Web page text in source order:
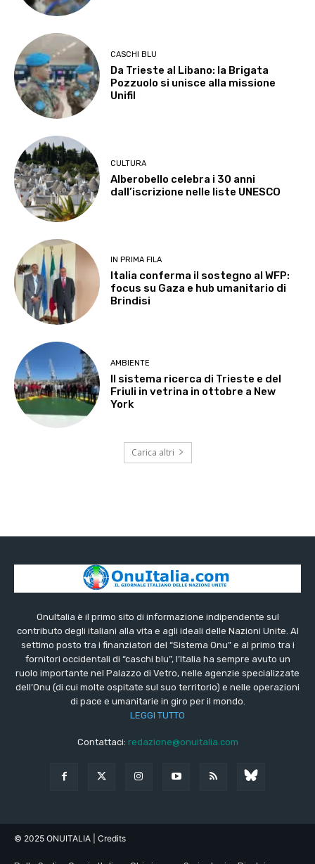
CASCHI BLU
Da Trieste al Libano: la Brigata
Pozzuolo si unisce alla missione
Unifil
CULTURA
Alberobello celebra i 30 anni
dall’iscrizione nelle liste UNESCO
IN PRIMA FILA
Italia conferma il sostegno al WFP:
focus su Gaza e hub umanitario di
Brindisi
AMBIENTE
Il sistema ricerca di Trieste e del
Friuli in vetrina in ottobre a New
York
Carica altri
OnuItalia è il primo sito di informazione indipendente sul
contributo degli italiani alla vita e agli ideali delle Nazioni Unite. Al
settimo posto tra i finanziatori del “Sistema Onu” e al primo tra i
fornitori occidentali di “caschi blu”, l’Italia ha sempre avuto un
ruolo importante nel Palazzo di Vetro, nelle agenzie specializzate
dell’Onu (di cui molte ospitate sul suo territorio) e nelle operazioni
di pace e umanitarie in giro per il mondo.
LEGGI TUTTO
Contattaci: redazione@onuitalia.com
© 2025 ONUITALIA | Credits